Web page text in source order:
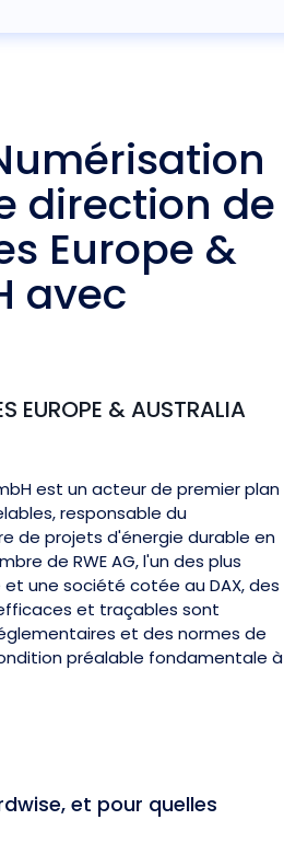
direction de
Europe &
avec
EUROPE & AUSTRALIA
est un acteur de premier plan
responsable du
de projets d'énergie durable en
de RWE AG, l'un des plus
une société cotée au DAX, des
et traçables sont
et des normes de
préalable fondamentale à
et pour quelles